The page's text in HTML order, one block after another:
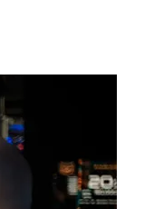
début du duel, son
créer la surprise.
s’imposer et
édition